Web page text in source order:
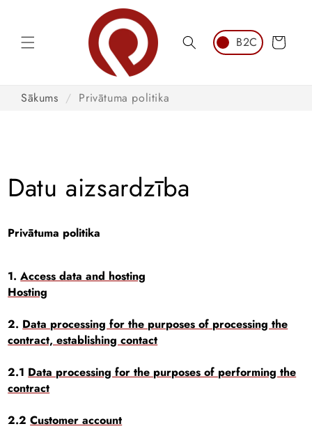
Grozs
Sākums / Privātuma politika
Datu aizsardzība
Privātuma politika
1.Access data and hosting
Hosting
2. Data processing for the purposes of processing the
contract, establishing contact
2.1 Data processing for the purposes of performing the
contract
2.2Customer account